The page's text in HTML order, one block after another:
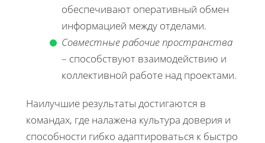
обеспечивают оперативный обмен
информацией между отделами.
Совместные рабочие пространства
– способствуют взаимодействию и
коллективной работе над проектами.
Наилучшие результаты достигаются в
командах, где налажена культура доверия и
способности гибко адаптироваться к быстро